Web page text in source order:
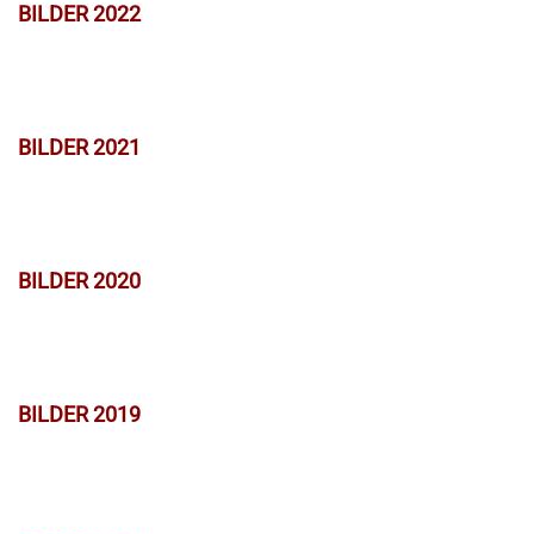
BILDER 2022
BILDER 2021
BILDER 2020
BILDER 2019